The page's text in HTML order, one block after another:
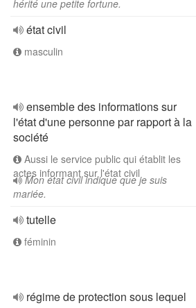
hérité une petite fortune.
état civil
masculin
ensemble des informations sur
l'état d'une personne par rapport à la
société
Aussi le service public qui établit les
actes informant sur l'état civil
Mon état civil indique que je suis
mariée.
tutelle
féminin
régime de protection sous lequel